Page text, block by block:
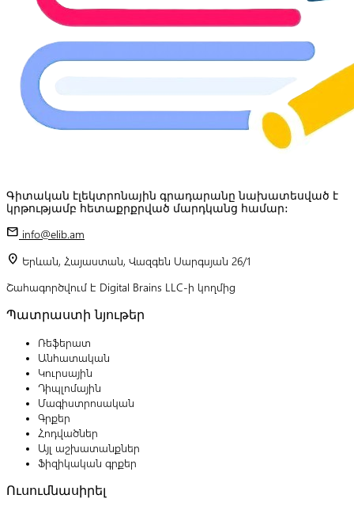
Գիտական էլեկտրոնային գրադարանը նախատեսված է
կրթությամբ հետաքրքրված մարդկանց համար:
mail info@elib.am
location_on Երևան, Հայաստան, Վազգեն Սարգսյան 26/1
Շահագործվում է Digital Brains LLC-ի կողմից
Պատրաստի նյութեր
Ռեֆերատ
Անհատական
Կուրսային
Դիպլոմային
Մագիստրոսական
Գրքեր
Հոդվածներ
Այլ աշխատանքներ
Ֆիզիկական գրքեր
Ուսումնասիրել